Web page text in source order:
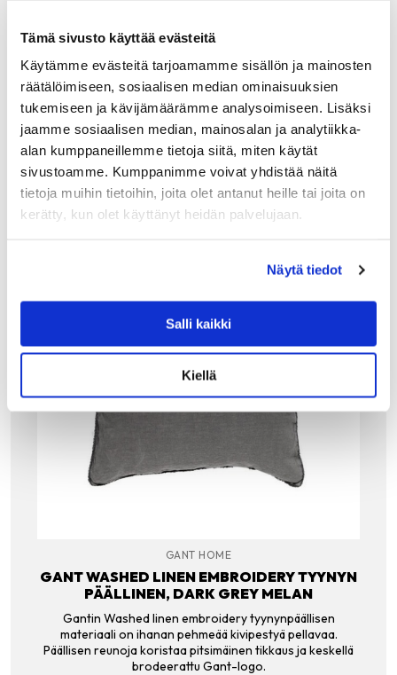
Tämä sivusto käyttää evästeitä
Käytämme evästeitä tarjoamamme sisällön ja mainosten
räätälöimiseen, sosiaalisen median ominaisuuksien
tukemiseen ja kävijämäärämme analysoimiseen. Lisäksi
jaamme sosiaalisen median, mainosalan ja analytiikka-
alan kumppaneillemme tietoja siitä, miten käytät
sivustoamme. Kumppanimme voivat yhdistää näitä
tietoja muihin tietoihin, joita olet antanut heille tai joita on
kerätty, kun olet käyttänyt heidän palvelujaan.
Näytä tiedot
Salli kaikki
Kiellä
nahkainen Gant-label sivusaumassa.
69.90€
LISÄÄ OSTOSKORIIN
GANT HOME
GANT WASHED LINEN EMBROIDERY TYYNYN
PÄÄLLINEN, DARK GREY MELAN
Gantin Washed linen embroidery tyynynpäällisen
materiaali on ihanan pehmeää kivipestyä pellavaa.
Päällisen reunoja koristaa pitsimäinen tikkaus ja keskellä
brodeerattu Gant-logo.